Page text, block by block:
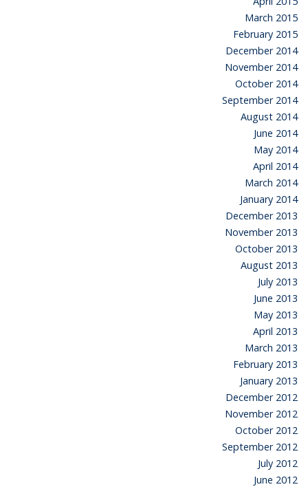
March 2015
February 2015
December 2014
November 2014
October 2014
September 2014
August 2014
June 2014
May 2014
April 2014
March 2014
January 2014
December 2013
November 2013
October 2013
August 2013
July 2013
June 2013
May 2013
April 2013
March 2013
February 2013
January 2013
December 2012
November 2012
October 2012
September 2012
July 2012
June 2012